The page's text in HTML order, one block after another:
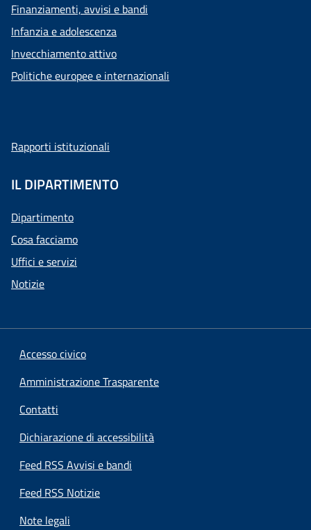
Finanziamenti, avvisi e bandi
Infanzia e adolescenza
Invecchiamento attivo
Politiche europee e internazionali
Rapporti istituzionali
IL DIPARTIMENTO
Dipartimento
Cosa facciamo
Uffici e servizi
Notizie
Accesso civico
Amministrazione Trasparente
Contatti
Dichiarazione di accessibilità
Feed RSS Avvisi e bandi
Feed RSS Notizie
Note legali